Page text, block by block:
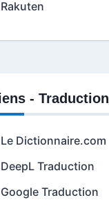
Rakuten
- Traduction
Le Dictionnaire.com
DeepL Traduction
Google Traduction